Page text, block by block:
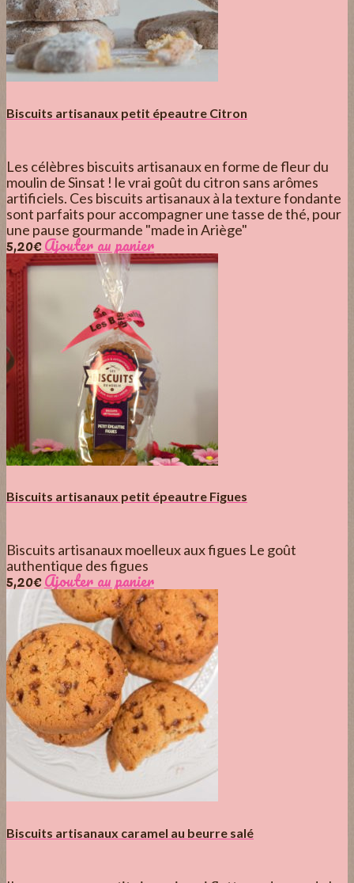
Biscuits artisanaux petit épeautre Citron
Les célèbres biscuits artisanaux en forme de fleur du
moulin de Sinsat ! le vrai goût du citron sans arômes
artificiels. Ces biscuits artisanaux à la texture fondante
sont parfaits pour accompagner une tasse de thé, pour
une pause gourmande "made in Ariège"
5,20€Ajouter au panier
Biscuits artisanaux petit épeautre Figues
Biscuits artisanaux moelleux aux figues Le goût
authentique des figues
5,20€Ajouter au panier
Biscuits artisanaux caramel au beurre salé